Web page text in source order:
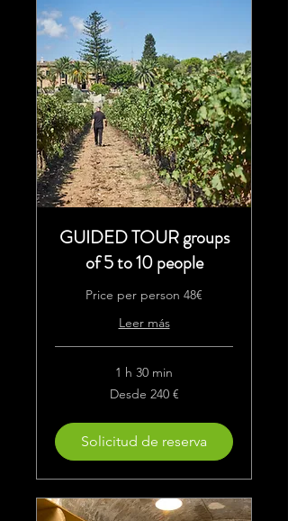
GUIDED TOUR groups
of 5 to 10 people
Price per person 48€
Leer más
1 h 30 min
Desde 240 €
Solicitud de reserva